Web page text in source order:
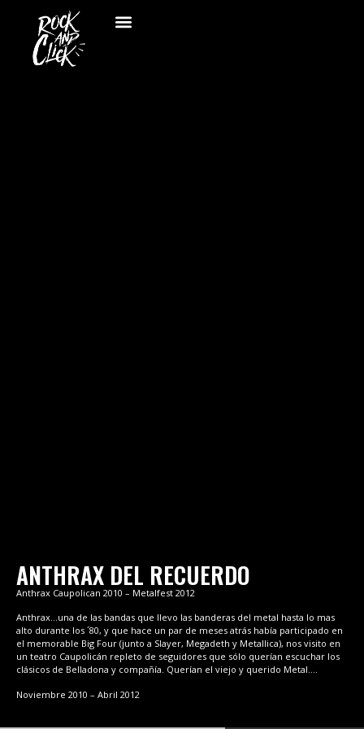
ANTHRAX DEL RECUERDO
Anthrax Caupolican 2010 – Metalfest 2012
Anthrax…una de las bandas que llevo las banderas del metal hasta lo mas
alto durante los ´80, y que hace un par de meses atrás había participado en
el memorable Big Four (junto a Slayer, Megadeth y Metallica), nos visito en
un teatro Caupolicán repleto de seguidores que sólo querían escuchar los
clásicos de Belladona y compañía. Querían el viejo y querido Metal….
Noviembre 2010 – Abril 2012